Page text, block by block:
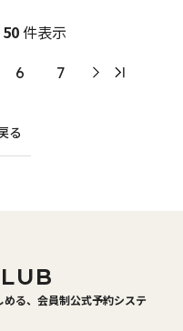
50件表示
6 7
る
る、会員制公式予約システ